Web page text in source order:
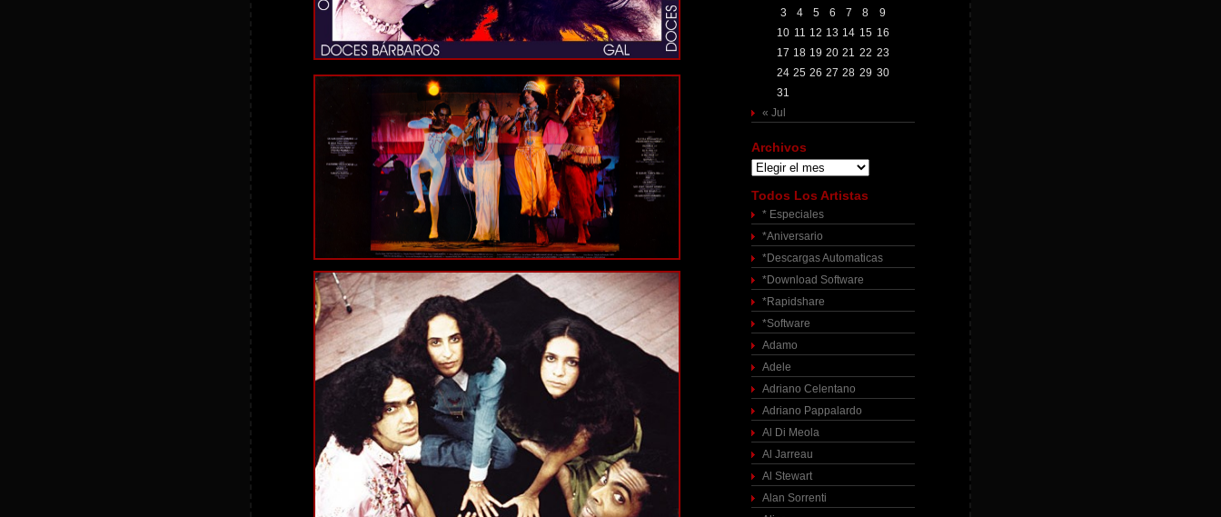
3
4 5 6 7 8
9
10 11 12 13 14 15 16
17 18 19 20 21 22 23
24 25 26 27 28 29 30
31
« Jul
Archivos
Archivos
Todos Los Artistas
* Especiales
*Aniversario
*Descargas Automaticas
*Download Software
*Rapidshare
*Software
Adamo
Adele
Adriano Celentano
Adriano Pappalardo
Al Di Meola
Al Jarreau
Al Stewart
Alan Sorrenti